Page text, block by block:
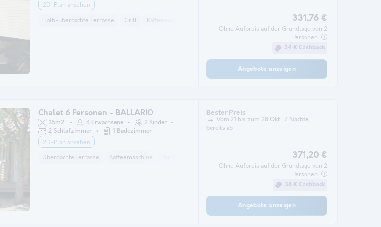
2D-Plan ansehen
Halb-überdachte Terrasse Grill Kaffeemaschine Heizung Mikrowelle
331,76 €
Ohne Aufpreis auf der Grundlage von 2
Personen
34 € Cashback
Angebote anzeigen
Chalet 6 Personen - BALLARIO
35m2 4 Erwachsene
2 Kinder
2 Schlafzimmer
1 Badezimmer
2D-Plan ansehen
Überdachte Terrasse Kaffeemaschine Backofen
Bester Preis
Vom 21 bis zum 28 Okt., 7 Nächte,
bereits ab
371,20 €
Ohne Aufpreis auf der Grundlage von 2
Personen
38 € Cashback
Angebote anzeigen